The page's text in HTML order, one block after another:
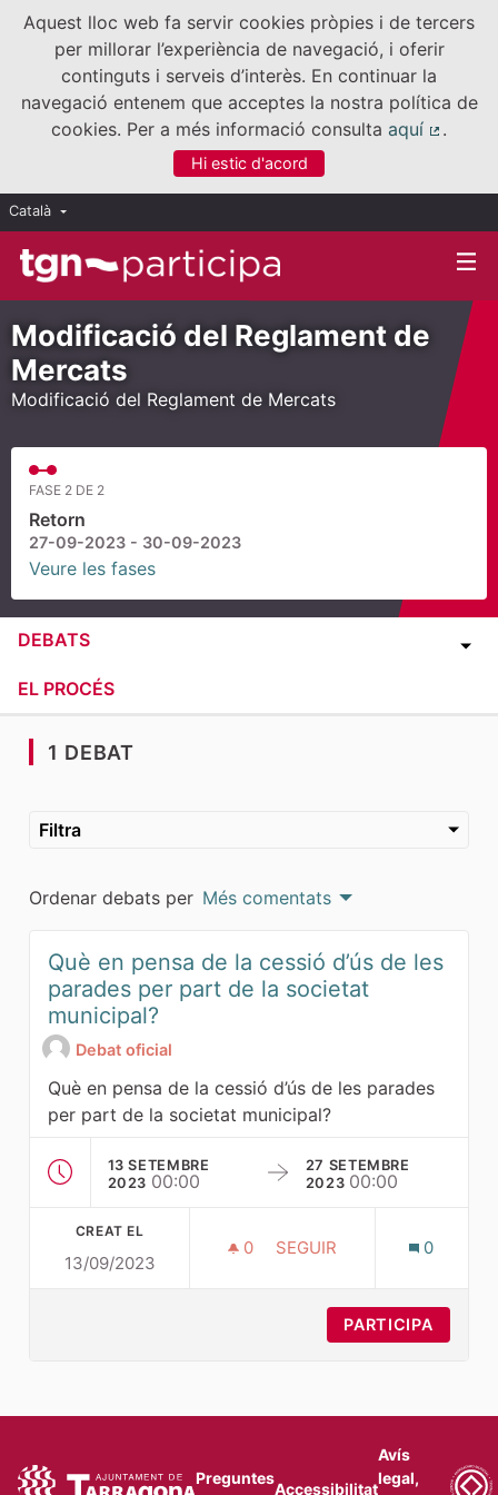
Aquest lloc web fa servir cookies pròpies i de tercers
per millorar l’experiència de navegació, i oferir
continguts i serveis d’interès. En continuar la
navegació entenem que acceptes la nostra política de
cookies. Per a més informació consulta aquí
.
Hi estic d'acord
Català Triar la llengua
Modificació del Reglament de
Mercats
Modificació del Reglament de Mercats
FASE 2 DE 2
Retorn
27-09-2023 - 30-09-2023
Veure les fases
DEBATS
EL PROCÉS
1 DEBAT
Filtra
Ordenar debats per Més comentats
Què en pensa de la cessió d’ús de les
parades per part de la societat
municipal?
Debat oficial
Què en pensa de la cessió d’ús de les parades
per part de la societat municipal?
13 SETEMBRE
2023 00:00
27 SETEMBRE
2023 00:00
CREAT EL
13/09/2023
0 0 SEGUIDORES
SEGUIR 0
PARTICIPA
Preguntes
Accessibilitat
Avís
legal,